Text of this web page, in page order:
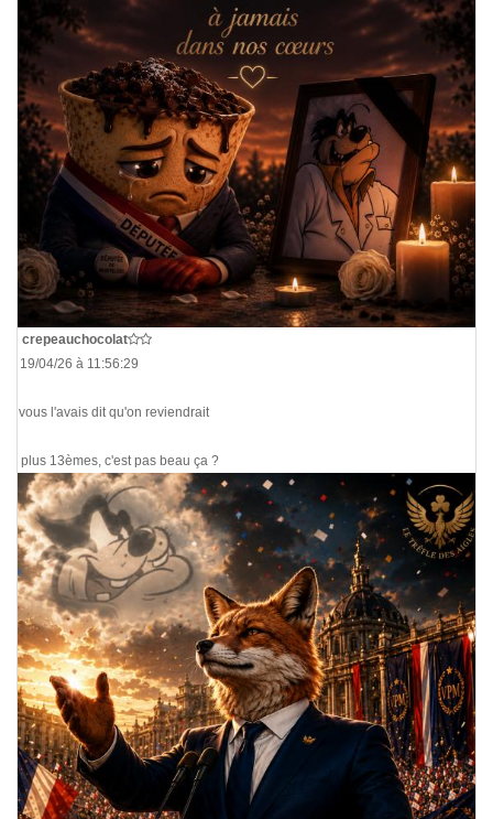
crepeauchocolat
Le 19/04/26 à 11:56:29
Je vous l'avais dit qu'on reviendrait
En plus 13èmes, c'est pas beau ça ?